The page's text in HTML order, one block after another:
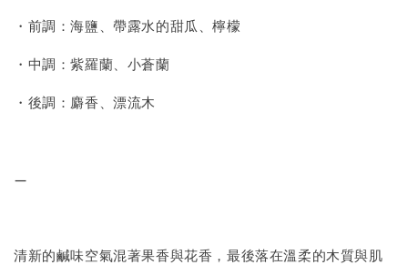
・前調：海鹽、帶露水的甜瓜、檸檬
・中調：紫羅蘭、小蒼蘭
・後調：麝香、漂流木
—
清新的鹹味空氣混著果香與花香，最後落在溫柔的木質與肌